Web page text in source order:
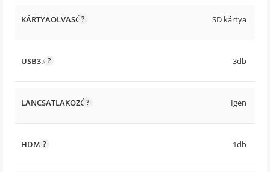
KÁRTYAOLVASÓ SD kártya
USB3.0 3db
LANCSATLAKOZÓ Igen
HDMI 1db